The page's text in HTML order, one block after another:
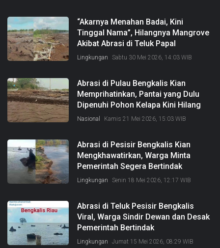
“Akarnya Menahan Badai, Kini
Tinggal Nama”, Hilangnya Mangrove
Akibat Abrasi di Teluk Papal
Lingkungan Sabtu 30 Mei 2026, 14:03 WIB
Abrasi di Pulau Bengkalis Kian
Memprihatinkan, Pantai yang Dulu
Dipenuhi Pohon Kelapa Kini Hilang
Nasional Kamis 21 Mei 2026, 15:03 WIB
Abrasi di Pesisir Bengkalis Kian
Mengkhawatirkan, Warga Minta
Pemerintah Segera Bertindak
Lingkungan Senin 18 Mei 2026, 12:17 WIB
Abrasi di Teluk Pesisir Bengkalis
Viral, Warga Sindir Dewan dan Desak
Pemerintah Bertindak
Lingkungan Jumat 15 Mei 2026, 08:29 WIB